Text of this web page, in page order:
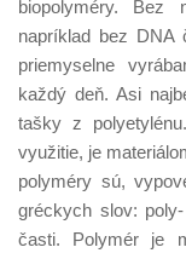
biopolyméry. Bez
napríklad bez DNA
priemyselne
každý deň. Asi
tašky z
využitie, je
polyméry sú,
gréckych slov:
časti. Polymér je